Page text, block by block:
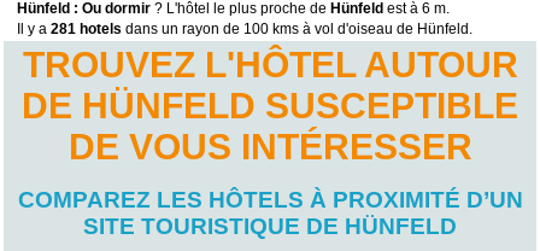
Hünfeld : Ou dormir ? L'hôtel le plus proche de Hünfeld est à 6 m.
Il y a281 hotels dans un rayon de 100 kms à vol d'oiseau de Hünfeld.
TROUVEZ L'HÔTEL AUTOUR
DE HÜNFELD SUSCEPTIBLE
DE VOUS INTÉRESSER
COMPAREZ LES HÔTELS À PROXIMITÉ D’UN
SITE TOURISTIQUE DE HÜNFELD